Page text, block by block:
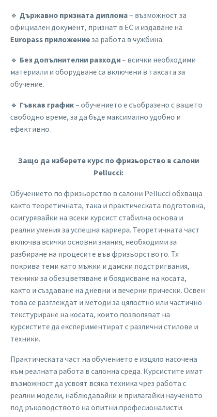
🔹 Държавно призната диплома – възможност за
официален документ, признат в ЕС и издаване на
Europass приложениеза работа в чужбина.
🔹 Без допълнителни разходи– всички необходими
материали и оборудване са включени в таксата за
обучение.
🔹 Гъвкав график – обучението е съобразено с вашето
свободно време, за да бъде максимално удобно и
ефективно.
Защо да изберете курс по фризьорство в салони
Pellucci:
Обучението по фризьорство в салони Pellucci обхваща
както теоретичната, така и практическата подготовка,
осигурявайки на всеки курсист стабилна основа и
реални умения за успешна кариера. Теоретичната част
включва всички основни знания, необходими за
разбиране на процесите във фризьорството. Тя
покрива теми като мъжки и дамски подстригвания,
техники за обезцветяване и боядисване на косата,
както и създаване на дневни и вечерни прически. Освен
това се разглеждат и методи за цялостно или частично
текстуриране на косата, които позволяват на
курсистите да експериментират с различни стилове и
техники.
Практическата част на обучението е изцяло насочена
към реалната работа в салонна среда. Курсистите имат
възможност да усвоят всяка техника чрез работа с
реални модели, наблюдавайки и прилагайки наученото
под ръководството на опитни професионалисти.